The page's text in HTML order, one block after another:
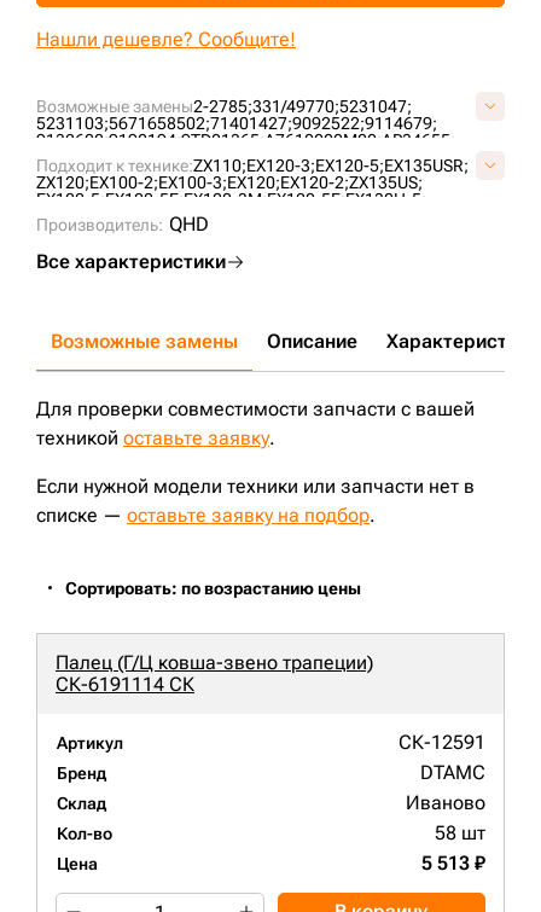
Возможные замены2-2785;331/49770;5231047;
5231103;5671658502;71401427;9092522;9114679;
9132600;9190194;9TD01365;A7610000M00;AP34655;
AT166891;
E02GUL003;FT3602; SI745;TD01365;
VAT166891V;
Подходит к технике:ZX110;EX120-3;EX120-5;EX135USR;
ZX120;EX100-2;EX100-3;EX120;EX120-2;ZX135US;
EX100-5;EX100-5E;EX120-3M;EX120-5E;EX130H-5;
EX130K-5;
EX135UR; EX135UR-5;
TB1140;E145;JS110;JS130LC;
Производитель: QHD
Все характеристики
Нашли дешевле? Сообщите!
Возможные замены Описание Характеристики
Для проверки совместимости запчасти с вашей
техникой оставьте заявку.
Если нужной модели техники или запчасти нет в
списке — оставьте заявку на подбор.
Сортировать: по возрастанию цены
Палец (Г/Ц ковша-звено трапеции)
СК-6191114 СК
Артикул СК-12591
Бренд DTAMC
Склад Иваново
Кол-во 58 шт
Цена 5 513 ₽